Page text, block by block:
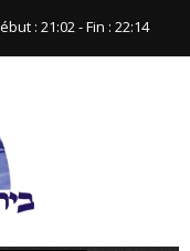
: 21:02‬ - Fin : ‪22:14‬